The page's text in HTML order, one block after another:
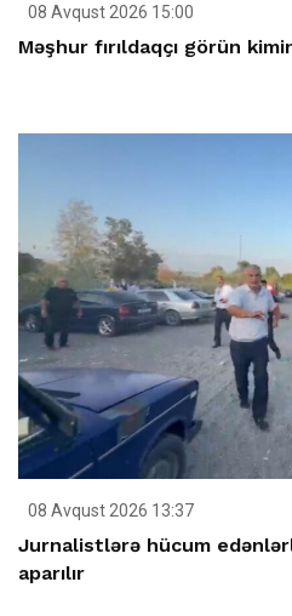
08 Avqust 2026 15:00
Məşhur fırıldaqçı görün
08 Avqust 2026 13:37
Jurnalistlərə hücum
aparılır